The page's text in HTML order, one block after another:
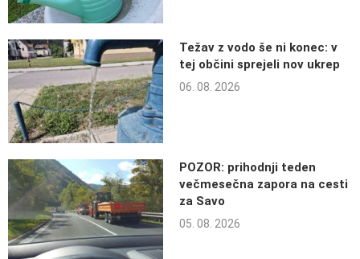
Težav z vodo še ni konec: v
tej občini sprejeli nov ukrep
06. 08. 2026
POZOR: prihodnji teden
večmesečna zapora na cesti
za Savo
05. 08. 2026